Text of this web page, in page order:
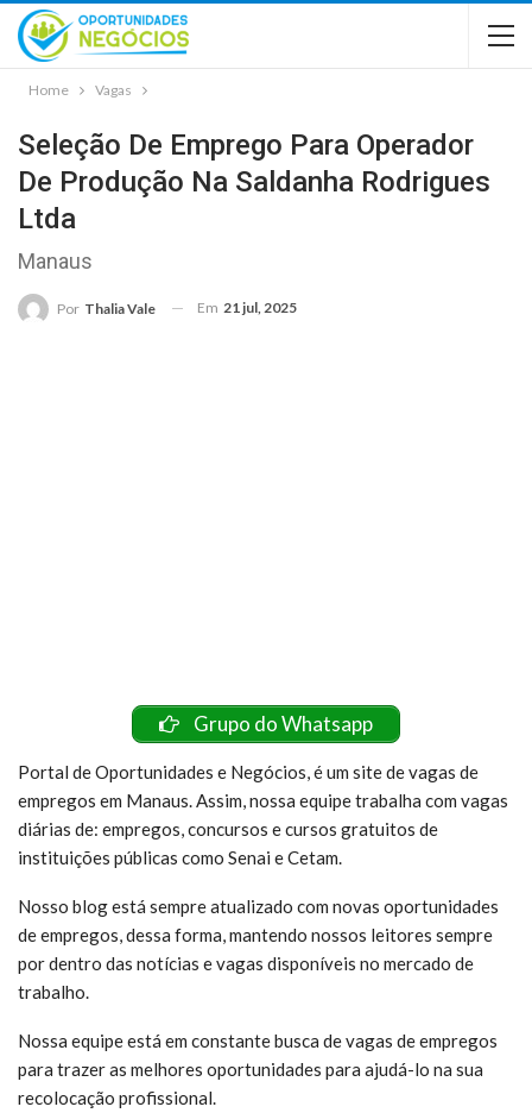
Home Vagas
Seleção De Emprego Para Operador
De Produção Na Saldanha Rodrigues
Ltda
Manaus
Por Thalia Vale Em 21 jul, 2025
Grupo do Whatsapp
Portal de Oportunidades e Negócios, é um site de vagas de
empregos em Manaus. Assim, nossa equipe trabalha com vagas
diárias de: empregos, concursos e cursos gratuitos de
instituições públicas como Senai e Cetam.
Nosso blog está sempre atualizado com novas oportunidades
de empregos, dessa forma, mantendo nossos leitores sempre
por dentro das notícias e vagas disponíveis no mercado de
trabalho.
Nossa equipe está em constante busca de vagas de empregos
para trazer as melhores oportunidades para ajudá-lo na sua
recolocação profissional.